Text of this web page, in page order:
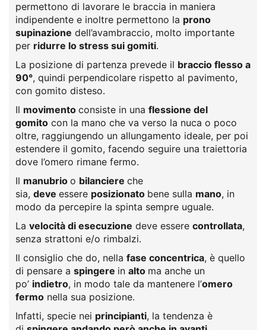
permettono di lavorare le braccia in maniera
indipendente e inoltre permettono la prono
supinazione dell’avambraccio, molto importante
per ridurre lo stress sui gomiti.
La posizione di partenza prevede il braccio flesso a
90°, quindi perpendicolare rispetto al pavimento,
con gomito disteso.
Il movimento consiste in una flessione del
gomito con la mano che va verso la nuca o poco
oltre, raggiungendo un allungamento ideale, per poi
estendere il gomito, facendo seguire una traiettoria
dove l’omero rimane fermo.
Il manubrio o bilanciere che
sia, deve essere posizionato bene sulla mano, in
modo da percepire la spinta sempre uguale.
La velocità di esecuzione deve essere controllata,
senza strattoni e/o rimbalzi.
Il consiglio che do, nella fase concentrica, è quello
di pensare a spingere in alto ma anche un
po’ indietro, in modo tale da mantenere l’omero
fermo nella sua posizione.
Infatti, specie nei principianti, la tendenza è